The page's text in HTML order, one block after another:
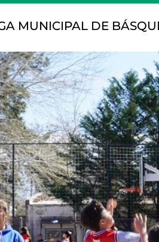
MUNICIPAL DE